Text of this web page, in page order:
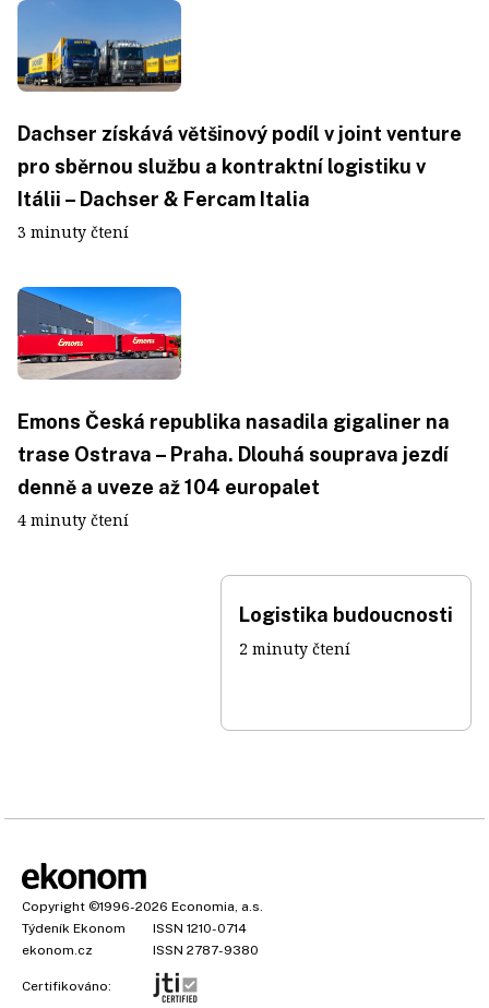
Dachser získává většinový podíl v joint venture
pro sběrnou službu a kontraktní logistiku v
Itálii – Dachser & Fercam Italia
3 minuty čtení
Emons Česká republika nasadila gigaliner na
trase Ostrava – Praha. Dlouhá souprava jezdí
denně a uveze až 104 europalet
4 minuty čtení
Logistika budoucnosti
2 minuty čtení
Copyright ©1996-2026 Economia, a.s.
Týdeník Ekonom
ISSN 1210-0714
ekonom.cz
ISSN 2787-9380
Certifikováno: